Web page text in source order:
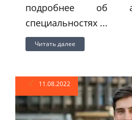
подробнее об
специальностях ...
Читать далее
11.08.2022